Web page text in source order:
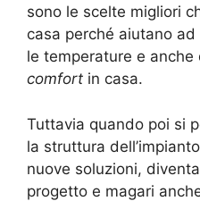
sono le scelte migliori
casa perché aiutano
le temperature e anche
comfort in casa.
Tuttavia quando poi si
la struttura
nuove soluzioni,
progetto e magari